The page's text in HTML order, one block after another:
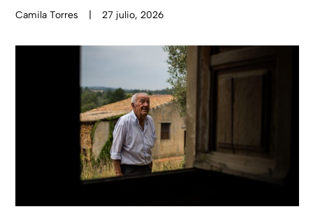
Camila Torres 27 julio, 2026